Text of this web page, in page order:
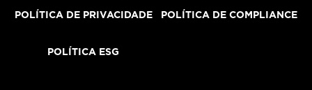
POLÍTICA DE PRIVACIDADE POLÍTICA DE COMPLIANCE
POLÍTICA ESG